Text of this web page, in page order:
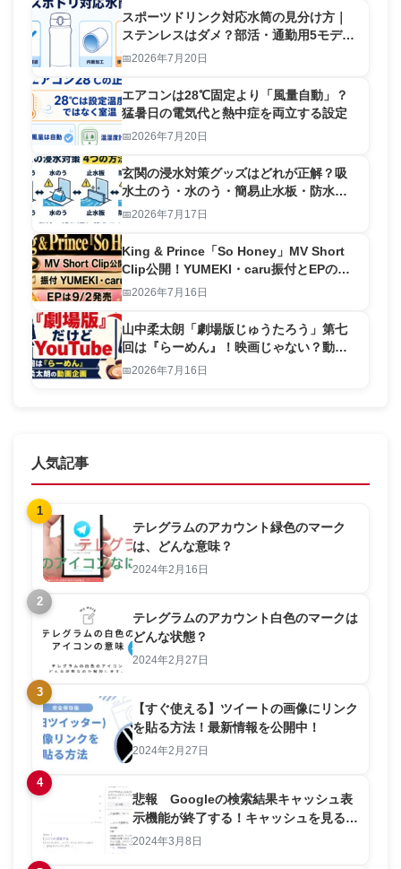
スポーツドリンク対応水筒の見分け方｜
ステンレスはダメ？部活・通勤用5モデル
比較
2026年7月20日
エアコンは28℃固定より「風量自動」？
猛暑日の電気代と熱中症を両立する設定
2026年7月20日
玄関の浸水対策グッズはどれが正解？吸
水土のう・水のう・簡易止水板・防水テ
ープを比較
2026年7月17日
King & Prince「So Honey」MV Short
Clip公開！YUMEKI・caru振付とEPの見
どころ
2026年7月16日
山中柔太朗「劇場版じゅうたろう」第七
回は『らーめん』！映画じゃない？動画
の見どころ
2026年7月16日
人気記事
1
テレグラムのアカウント緑色のマーク
は、どんな意味？
2024年2月16日
2
テレグラムのアカウント白色のマークは
どんな状態？
2024年2月27日
3
【すぐ使える】ツイートの画像にリンク
を貼る方法！最新情報を公開中！
2024年2月27日
4
悲報 Googleの検索結果キャッシュ表
示機能が終了する！キャッシュを見る方
法を解説します。
2024年3月8日